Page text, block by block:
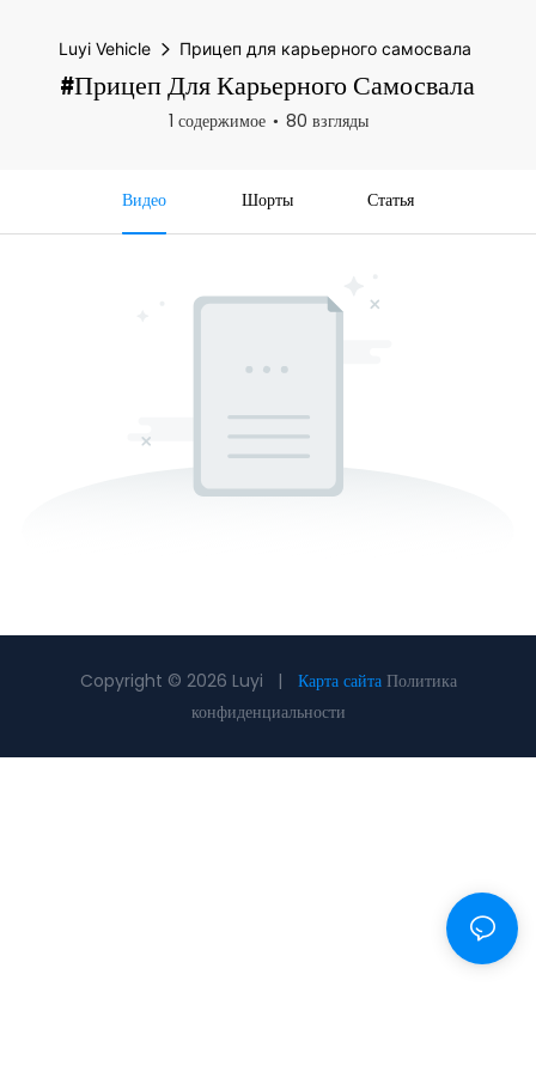
Luyi Vehicle Прицеп для карьерного самосвала
#Прицеп Для Карьерного Самосвала
1 содержимое 80 взгляды
Видео Шорты Статья
Copyright © 2026 Luyi | Карта сайта Политика
конфиденциальности